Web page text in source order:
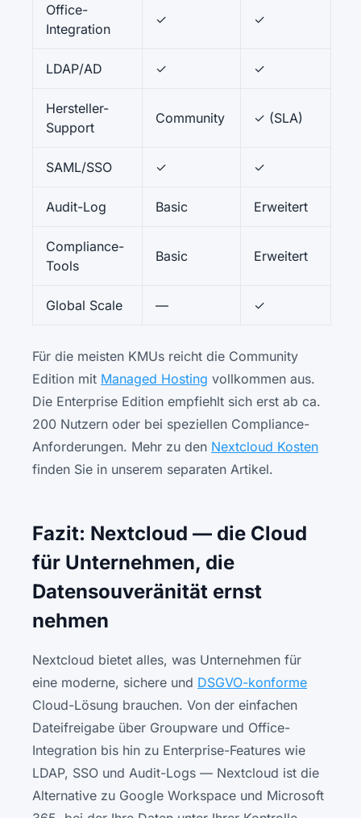
Office-
Integration
✓ ✓
LDAP/AD ✓ ✓
Hersteller-
Support
Community ✓ (SLA)
SAML/SSO ✓ ✓
Audit-Log Basic Erweitert
Compliance-
Tools
Basic Erweitert
Global Scale — ✓
Für die meisten KMUs reicht die Community
Edition mit Managed Hosting vollkommen aus.
Die Enterprise Edition empfiehlt sich erst ab ca.
200 Nutzern oder bei speziellen Compliance-
Anforderungen. Mehr zu den Nextcloud Kosten
finden Sie in unserem separaten Artikel.
Fazit: Nextcloud — die Cloud
für Unternehmen, die
Datensouveränität ernst
nehmen
Nextcloud bietet alles, was Unternehmen für
eine moderne, sichere und DSGVO-konforme
Cloud-Lösung brauchen. Von der einfachen
Dateifreigabe über Groupware und Office-
Integration bis hin zu Enterprise-Features wie
LDAP, SSO und Audit-Logs — Nextcloud ist die
Alternative zu Google Workspace und Microsoft